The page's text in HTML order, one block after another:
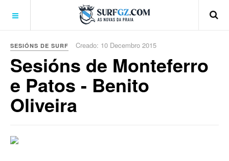
SESIÓNS DE SURF Creado: 10 Decembro 2015
Sesións de Monteferro
e Patos - Benito
Oliveira